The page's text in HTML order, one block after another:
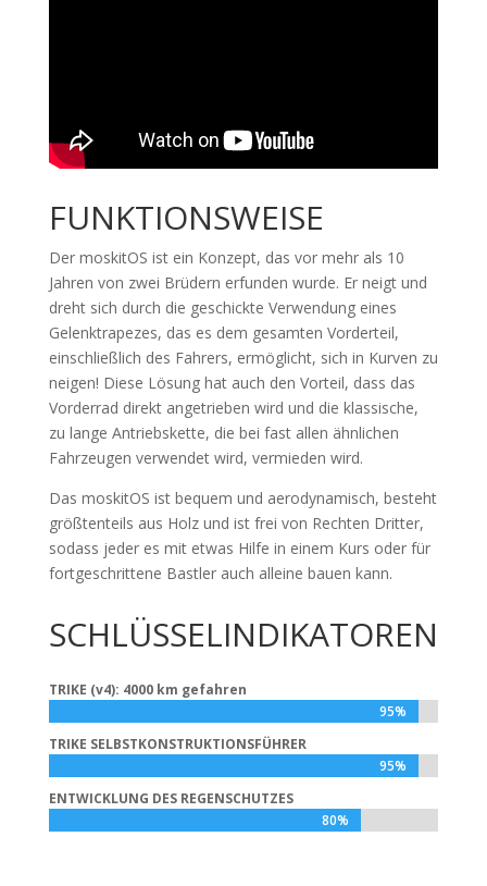
FUNKTIONSWEISE
Der moskitOS ist ein Konzept, das vor mehr als 10
Jahren von zwei Brüdern erfunden wurde. Er neigt und
dreht sich durch die geschickte Verwendung eines
Gelenktrapezes, das es dem gesamten Vorderteil,
einschließlich des Fahrers, ermöglicht, sich in Kurven zu
neigen! Diese Lösung hat auch den Vorteil, dass das
Vorderrad direkt angetrieben wird und die klassische,
zu lange Antriebskette, die bei fast allen ähnlichen
Fahrzeugen verwendet wird, vermieden wird.
Das moskitOS ist bequem und aerodynamisch, besteht
größtenteils aus Holz und ist frei von Rechten Dritter,
sodass jeder es mit etwas Hilfe in einem Kurs oder für
fortgeschrittene Bastler auch alleine bauen kann.
SCHLÜSSELINDIKATOREN
TRIKE (v4): 4000 km gefahren
95%
95%
TRIKE SELBSTKONSTRUKTIONSFÜHRER
95%
95%
ENTWICKLUNG DES REGENSCHUTZES
80%
80%